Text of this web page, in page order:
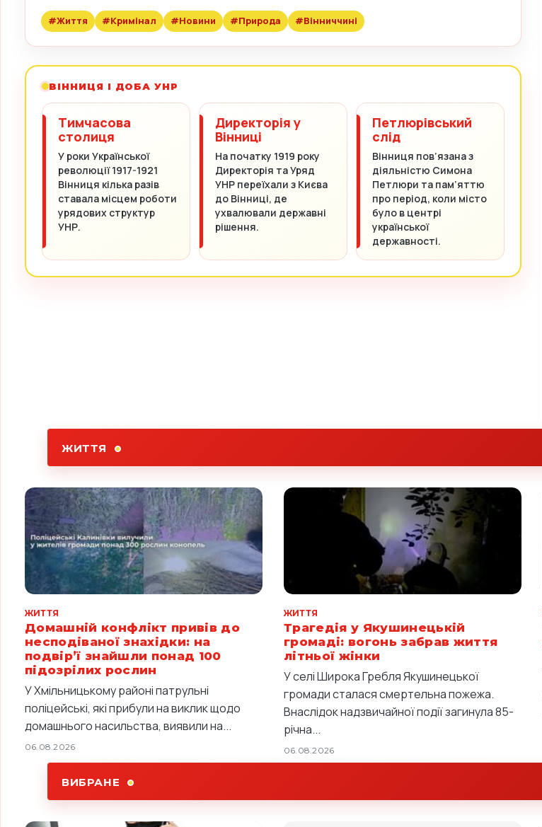
#Життя #Кримінал #Новини #Природа #Вінниччині
ВІННИЦЯ І ДОБА УНР
Тимчасова
столиця
У роки Української
революції 1917-1921
Вінниця кілька разів
ставала місцем роботи
урядових структур
УНР.
Директорія у
Вінниці
На початку 1919 року
Директорія та Уряд
УНР переїхали з Києва
до Вінниці, де
ухвалювали державні
рішення.
Петлюрівський
слід
Вінниця пов’язана з
діяльністю Симона
Петлюри та пам’яттю
про період, коли місто
було в центрі
української
державності.
ЖИТТЯ
ЖИТТЯ
Домашній конфлікт привів до
несподіваної знахідки: на
подвір’ї знайшли понад 100
підозрілих рослин
У Хмільницькому районі патрульні
поліцейські, які прибули на виклик щодо
домашнього насильства, виявили на...
06.08.2026
ЖИТТЯ
Трагедія у Якушинецькій
громаді: вогонь забрав життя
літньої жінки
У селі Широка Гребля Якушинецької
громади сталася смертельна пожежа.
Внаслідок надзвичайної події загинула 85-
річна...
06.08.2026
ВИБРАНЕ